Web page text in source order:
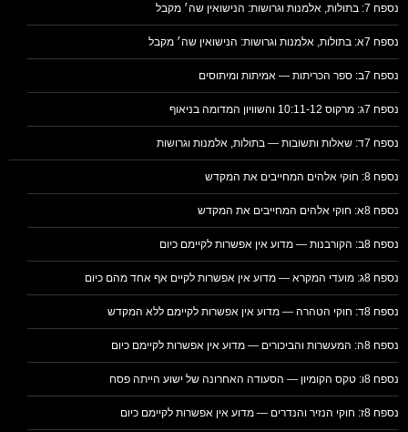
נספח 7: בתולות, אלמנות וגרושות: הנישואין שה׳ מקבל
נספח 7א: בתולות, אלמנות וגרושות: הנישואין שה׳ מקבל
נספח 7ב: ספר הכריתות — אמיתות ומיתוסים
נספח 7ג: מרקוס 10:11-12 והשוויון המדומה בניאוף
נספח 7ד: שאלות ותשובות — בתולות, אלמנות וגרושות
נספח 8: חוקי אלהים המחייבים את המקדש
נספח 8א: חוקי אלהים המחייבים את המקדש
נספח 8ב: הקורבנות — מדוע אין אפשרות לקיימם כיום
נספח 8ג: מועדי המקרא — מדוע אין אפשרות לקיים אף אחד מהם כיום
נספח 8ד: חוקי הטהרה — מדוע אין אפשרות לקיימם ללא המקדש
נספח 8ה: המעשרות והביכורים — מדוע אין אפשרות לקיימם כיום
נספח 8ו: טקס הקומיון — הסעודה האחרונה של ישוע הייתה פסח
נספח 8ז: חוקי הנזיר והנדרים — מדוע אין אפשרות לקיימם כיום